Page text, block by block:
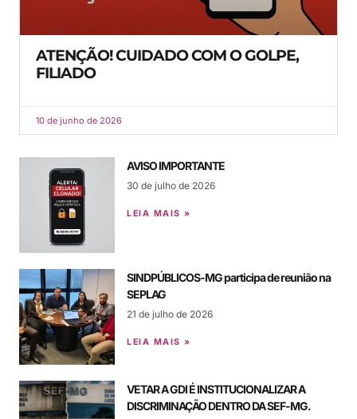
ATENÇÃO! CUIDADO COM O GOLPE,
FILIADO
10 de junho de 2026
AVISO IMPORTANTE
30 de julho de 2026
LEIA MAIS »
SINDPÚBLICOS-MG participa de reunião na
SEPLAG
21 de julho de 2026
LEIA MAIS »
VETAR A GDI É INSTITUCIONALIZAR A
DISCRIMINAÇÃO DENTRO DA SEF-MG.